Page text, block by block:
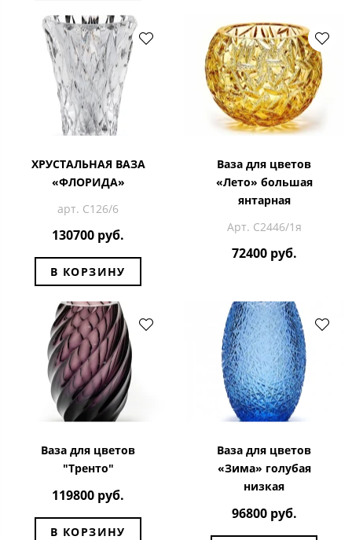
ХРУСТАЛЬНАЯ ВАЗА
«ФЛОРИДА»
арт. С126/6
130700 руб.
В КОРЗИНУ
Ваза для цветов
«Лето» большая
янтарная
Арт. С2446/1я
72400 руб.
Ваза для цветов
"Тренто"
119800 руб.
В КОРЗИНУ
Ваза для цветов
«Зима» голубая
низкая
96800 руб.